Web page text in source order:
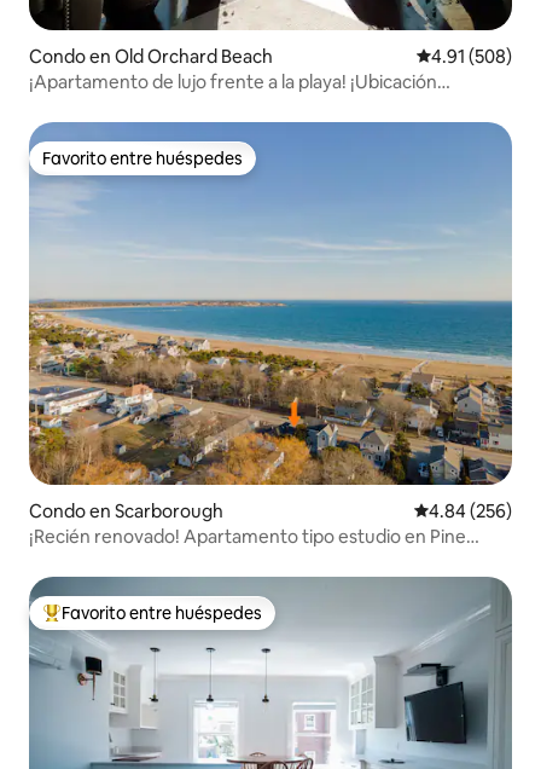
Condo en Old Orchard Beach Calificación
4.91 (508)
¡Apartamento de lujo frente a la playa! ¡Ubicación
Favorito entre huéspedes
Favorito entre huéspedes
Condo en Scarborough Calificación
4.84 (256)
¡Recién renovado! Apartamento tipo estudio en Pine
Favorito entre huéspedes preferido
Favorito entre huéspedes